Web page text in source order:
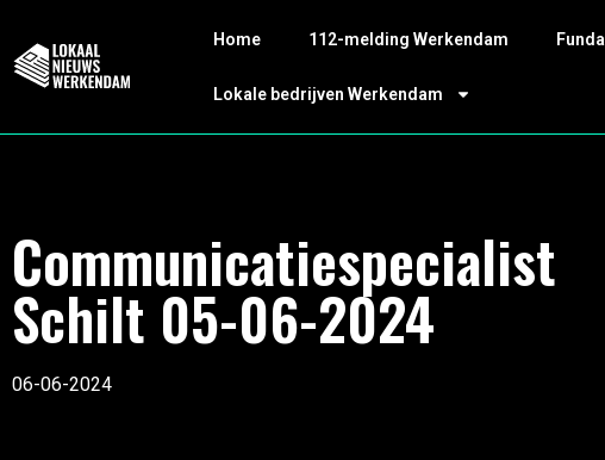
Home 112-melding Werkendam Funda
Lokale bedrijven Werkendam
Communicatiespecialist
Schilt 05-06-2024
06-06-2024